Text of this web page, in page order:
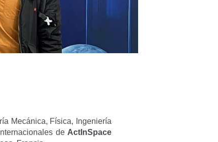
Mecánica, Física, Ingeniería
de ActInSpace